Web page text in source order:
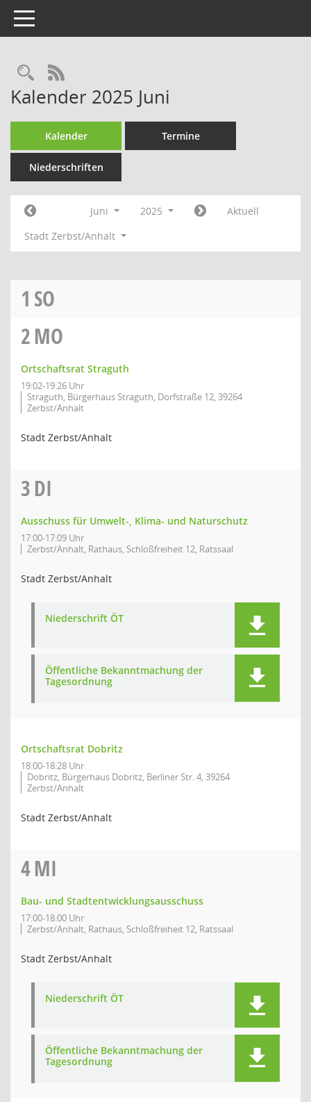
Toggle navigation
Rechercheauswahl
RSS-Feed
Kalender 2025 Juni
Kalender Termine
Niederschriften
Juni 2025
Aktuell
Stadt Zerbst/Anhalt
1 SO
2MO
Ortschaftsrat Straguth
19:02-19:26 Uhr
Straguth, Bürgerhaus Straguth, Dorfstraße 12, 39264
Zerbst/Anhalt
Stadt Zerbst/Anhalt
3DI
Ausschuss für Umwelt-, Klima- und Naturschutz
17:00-17:09 Uhr
Zerbst/Anhalt, Rathaus, Schloßfreiheit 12, Ratssaal
Stadt Zerbst/Anhalt
Niederschrift ÖT
Öffentliche Bekanntmachung der
Tagesordnung
Ortschaftsrat Dobritz
18:00-18:28 Uhr
Dobritz, Bürgerhaus Dobritz, Berliner Str. 4, 39264
Zerbst/Anhalt
Stadt Zerbst/Anhalt
4MI
Bau- und Stadtentwicklungsausschuss
17:00-18:00 Uhr
Zerbst/Anhalt, Rathaus, Schloßfreiheit 12, Ratssaal
Stadt Zerbst/Anhalt
Niederschrift ÖT
Öffentliche Bekanntmachung der
Tagesordnung